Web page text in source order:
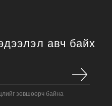
авч байх
зөвшөөрч байна